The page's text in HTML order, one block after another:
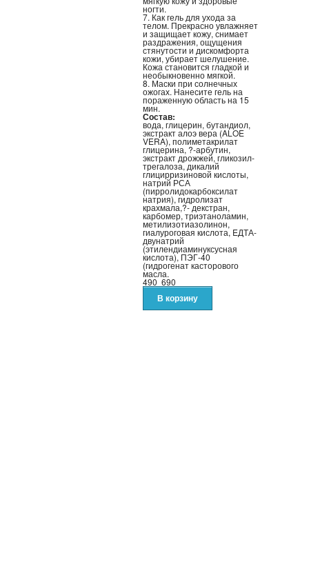
ногти.
7. Как гель для ухода за
телом. Прекрасно увлажняет
и защищает кожу, снимает
раздражения, ощущения
стянутости и дискомфорта
кожи, убирает шелушение.
Кожа становится гладкой и
необыкновенно мягкой.
8. Маски при солнечных
ожогах. Нанесите гель на
пораженную область на 15
мин.
Состав:
вода, глицерин, бутандиол,
экстракт алоэ вера (ALOE
VERA), полиметакрилат
глицерина, ?-арбутин,
экстракт дрожжей, гликозил-
трегалоза, дикалий
глицирризиновой кислоты,
натрий РСА
(пирролидокарбоксилат
натрия), гидролизат
крахмала,?- декстран,
карбомер, триэтаноламин,
метилизотиазолинон,
гиалуроговая кислота, EДТА-
двунатрий
(этилендиаминуксусная
кислота), ПЭГ-40
(гидрогенат касторового
масла.
490 690